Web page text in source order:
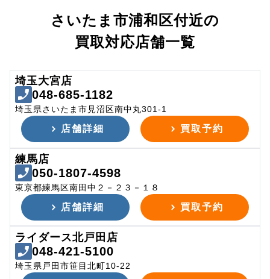
さいたま市浦和区付近の
買取対応店舗一覧
埼玉大宮店
048-685-1182
埼玉県さいたま市見沼区南中丸301-1
店舗詳細 買取予約
練馬店
050-1807-4598
東京都練馬区南田中２－２３－１８
店舗詳細 買取予約
ライダース北戸田店
048-421-5100
埼玉県戸田市笹目北町10-22